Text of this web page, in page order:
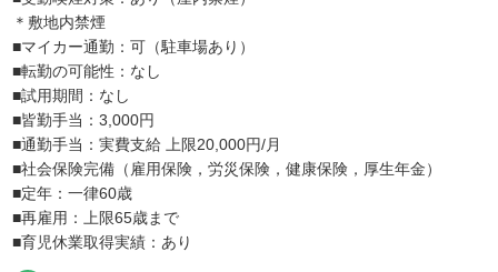
＊敷地内禁煙
■マイカー通勤：可（駐車場あり）
■転勤の可能性：なし
■試用期間：なし
■皆勤手当：3,000円
■通勤手当：実費支給 上限20,000円/月
■社会保険完備（雇用保険，労災保険，健康保険，厚生年金）
■定年：一律60歳
■再雇用：上限65歳まで
■育児休業取得実績：あり